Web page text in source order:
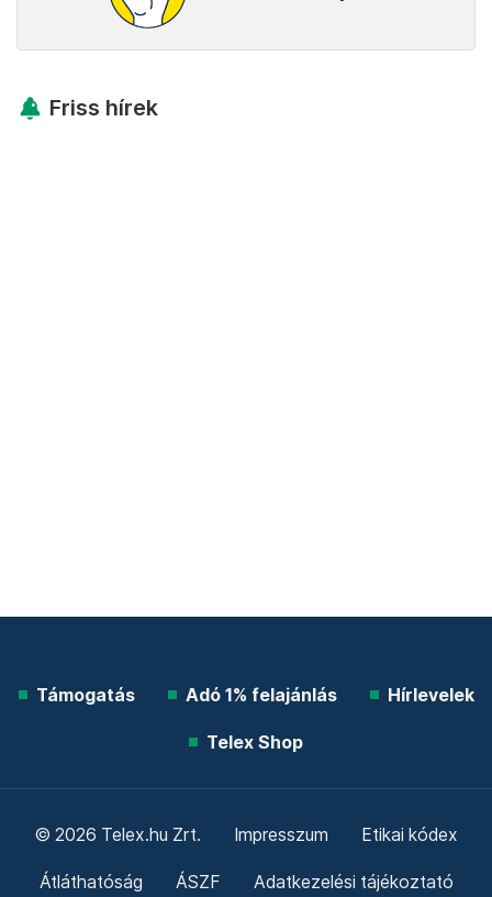
Friss hírek
Támogatás Adó 1% felajánlás Hírlevelek
Telex Shop
© 2026 Telex.hu Zrt. Impresszum Etikai kódex
Átláthatóság ÁSZF Adatkezelési tájékoztató